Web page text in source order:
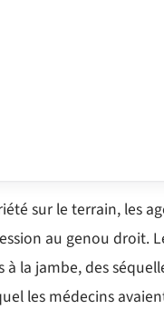
sur le terrain, les
au genou droit.
la jambe, des
les médecins